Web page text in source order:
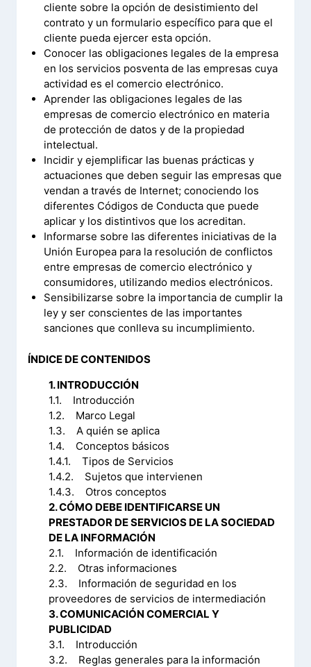
cliente sobre la opción de desistimiento del
contrato y un formulario específico para que el
cliente pueda ejercer esta opción.
Conocer las obligaciones legales de la empresa
en los servicios posventa de las empresas cuya
actividad es el comercio electrónico.
Aprender las obligaciones legales de las
empresas de comercio electrónico en materia
de protección de datos y de la propiedad
intelectual.
Incidir y ejemplificar las buenas prácticas y
actuaciones que deben seguir las empresas que
vendan a través de Internet; conociendo los
diferentes Códigos de Conducta que puede
aplicar y los distintivos que los acreditan.
Informarse sobre las diferentes iniciativas de la
Unión Europea para la resolución de conflictos
entre empresas de comercio electrónico y
consumidores, utilizando medios electrónicos.
Sensibilizarse sobre la importancia de cumplir la
ley y ser conscientes de las importantes
sanciones que conlleva su incumplimiento.
ÍNDICE DE CONTENIDOS
1. INTRODUCCIÓN
1.1. Introducción
1.2. Marco Legal
1.3. A quién se aplica
1.4. Conceptos básicos
1.4.1. Tipos de Servicios
1.4.2. Sujetos que intervienen
1.4.3. Otros conceptos
2. CÓMO DEBE IDENTIFICARSE UN
PRESTADOR DE SERVICIOS DE LA SOCIEDAD
DE LA INFORMACIÓN
2.1. Información de identificación
2.2. Otras informaciones
2.3. Información de seguridad en los
proveedores de servicios de intermediación
3. COMUNICACIÓN COMERCIAL Y
PUBLICIDAD
3.1. Introducción
3.2. Reglas generales para la información